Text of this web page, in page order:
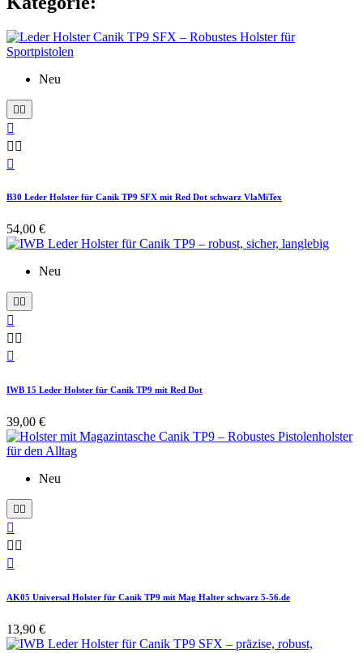
Neu


 

B30 Leder Holster für Canik TP9 SFX mit Red Dot schwarz VlaMiTex
54,00 €
Neu
 

 

IWB 15 Leder Holster für Canik TP9 mit Red Dot
39,00 €
Neu
 

 

AK05 Universal Holster für Canik TP9 mit Mag Halter schwarz 5-56.de
13,90 €